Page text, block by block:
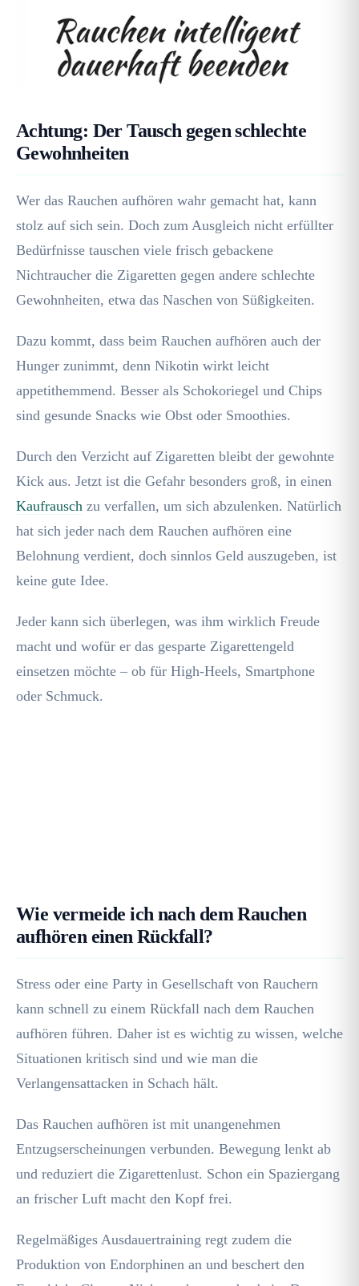
Achtung: Der Tausch gegen schlechte
Gewohnheiten
Wer das Rauchen aufhören wahr gemacht hat, kann
stolz auf sich sein. Doch zum Ausgleich nicht erfüllter
Bedürfnisse tauschen viele frisch gebackene
Nichtraucher die Zigaretten gegen andere schlechte
Gewohnheiten, etwa das Naschen von Süßigkeiten.
Dazu kommt, dass beim Rauchen aufhören auch der
Hunger zunimmt, denn Nikotin wirkt leicht
appetithemmend. Besser als Schokoriegel und Chips
sind gesunde Snacks wie Obst oder Smoothies.
Durch den Verzicht auf Zigaretten bleibt der gewohnte
Kick aus. Jetzt ist die Gefahr besonders groß, in einen
Kaufrausch zu verfallen, um sich abzulenken. Natürlich
hat sich jeder nach dem Rauchen aufhören eine
Belohnung verdient, doch sinnlos Geld auszugeben, ist
keine gute Idee.
Jeder kann sich überlegen, was ihm wirklich Freude
macht und wofür er das gesparte Zigarettengeld
einsetzen möchte – ob für High-Heels, Smartphone
oder Schmuck.
Wie vermeide ich nach dem Rauchen
aufhören einen Rückfall?
Stress oder eine Party in Gesellschaft von Rauchern
kann schnell zu einem Rückfall nach dem Rauchen
aufhören führen. Daher ist es wichtig zu wissen, welche
Situationen kritisch sind und wie man die
Verlangensattacken in Schach hält.
Das Rauchen aufhören ist mit unangenehmen
Entzugserscheinungen verbunden. Bewegung lenkt ab
und reduziert die Zigarettenlust. Schon ein Spaziergang
an frischer Luft macht den Kopf frei.
Regelmäßiges Ausdauertraining regt zudem die
Produktion von Endorphinen an und beschert den